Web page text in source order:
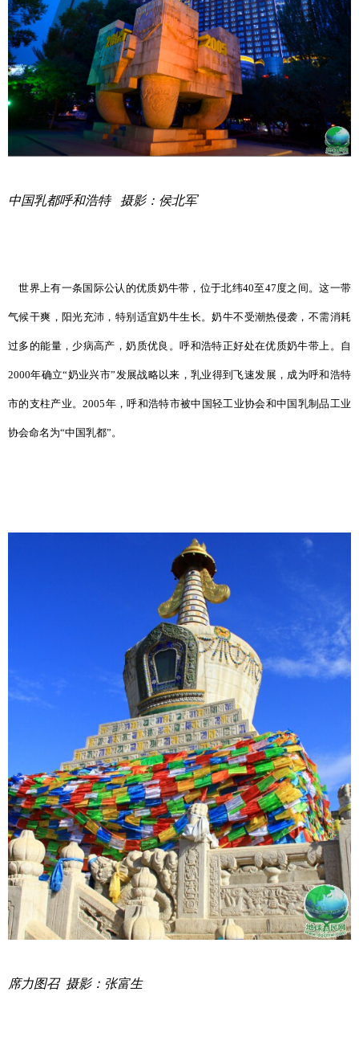
中国乳都呼和浩特 摄影：侯北军
世界上有一条国际公认的优质奶牛带，位于北纬40至47度之间。这一带
气候干爽，阳光充沛，特别适宜奶牛生长。奶牛不受潮热侵袭，不需消耗
过多的能量，少病高产，奶质优良。呼和浩特正好处在优质奶牛带上。自
2000年确立“奶业兴市”发展战略以来，乳业得到飞速发展，成为呼和浩特
市的支柱产业。2005年，呼和浩特市被中国轻工业协会和中国乳制品工业
协会命名为“中国乳都”。
席力图召 摄影：张富生